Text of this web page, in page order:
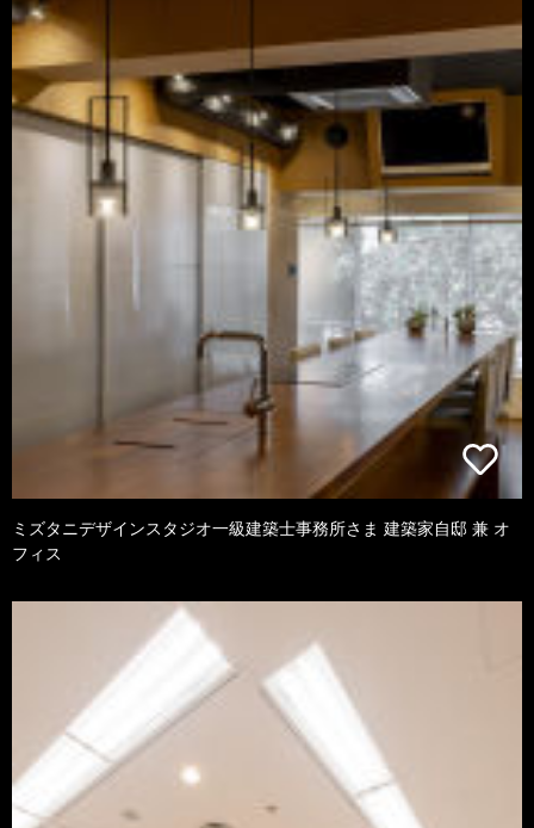
ミズタニデザインスタジオ一級建築士事務所さま 建築家自邸 兼 オ
フィス